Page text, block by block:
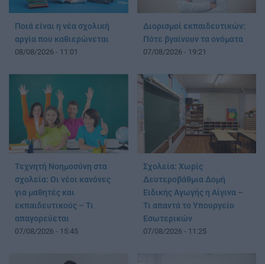
Ποιά είναι η νέα σχολική
αργία που καθιερώνεται
08/08/2026 - 11:01
Διορισμοί εκπαιδευτικών:
Πότε βγαίνουν τα ονόματα
07/08/2026 - 19:21
Τεχνητή Νοημοσύνη στα
σχολεία: Οι νέοι κανόνες
για μαθητές και
εκπαιδευτικούς – Τι
απαγορεύεται
07/08/2026 - 15:45
Σχολεία: Χωρίς
Δευτεροβάθμια Δομή
Ειδικής Αγωγής η Αίγινα –
Τι απαντά το Υπουργείο
Εσωτερικών
07/08/2026 - 11:25